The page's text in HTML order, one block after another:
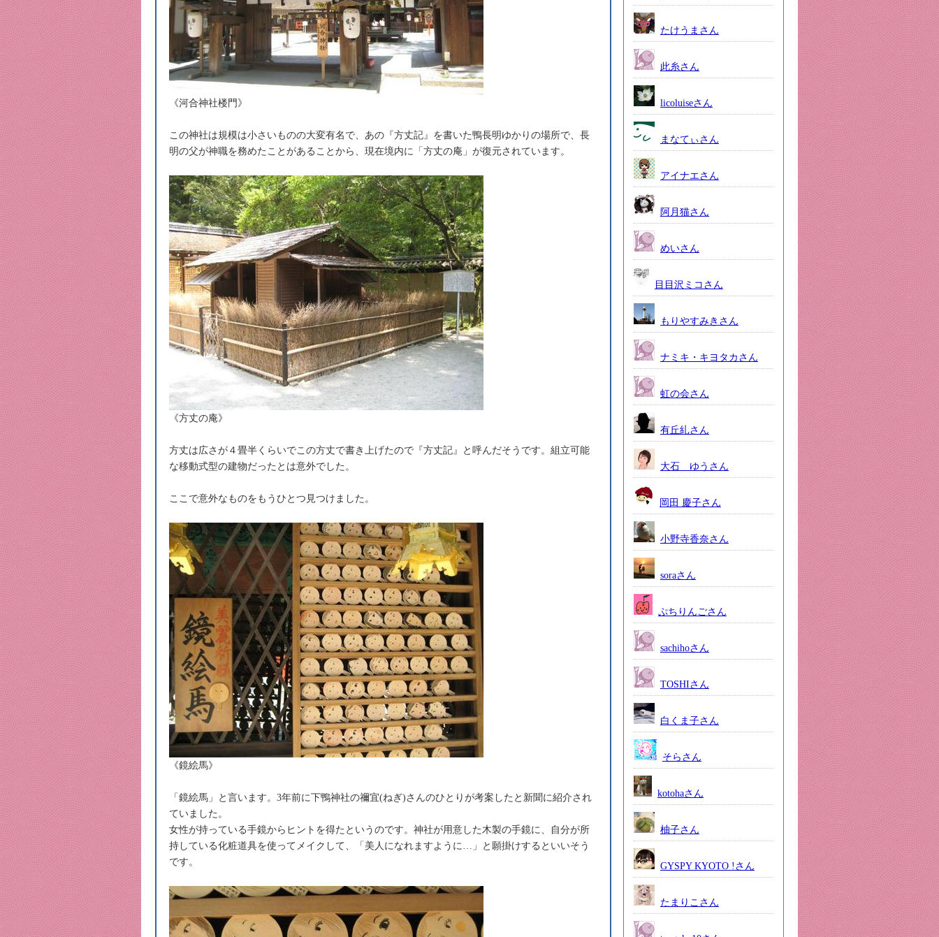
《河合神社楼門》
この神社は規模は小さいものの大変有名で、あの『方丈記』を書いた鴨長明ゆかりの場所で、長
明の父が神職を務めたことがあることから、現在境内に「方丈の庵」が復元されています。
《方丈の庵》
方丈は広さが４畳半くらいでこの方丈で書き上げたので『方丈記』と呼んだそうです。組立可能
な移動式型の建物だったとは意外でした。
ここで意外なものをもうひとつ見つけました。
《鏡絵馬》
「鏡絵馬」と言います。3年前に下鴨神社の禰宜(ねぎ)さんのひとりが考案したと新聞に紹介され
ていました。
女性が持っている手鏡からヒントを得たというのです。神社が用意した木製の手鏡に、自分が所
持している化粧道具を使ってメイクして、「美人になれますように…」と願掛けするといいそう
です。
たけうまさん
此糸さん
licoluiseさん
まなてぃさん
アイナエさん
阿月猫さん
めいさん
目目沢ミコさん
もりやすみきさん
ナミキ・キヨタカさん
虹の会さん
有丘糺さん
大石 ゆうさん
岡田 慶子さん
小野寺香奈さん
soraさん
ぷちりんごさん
sachihoさん
TOSHIさん
白くま子さん
そらさん
kotohaさん
柚子さん
GYSPY KYOTO !さん
たまりこさん